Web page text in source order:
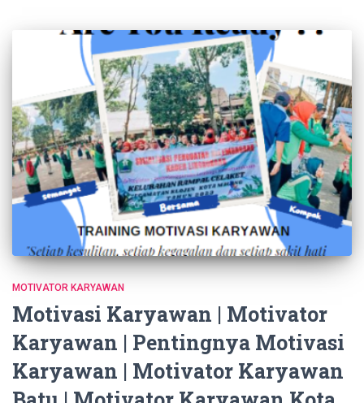
MOTIVATOR KARYAWAN
Motivasi Karyawan | Motivator
Karyawan | Pentingnya Motivasi
Karyawan | Motivator Karyawan